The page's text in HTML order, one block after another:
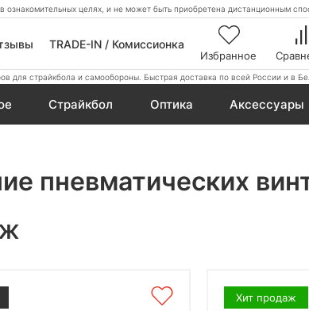
ознакомительных целях, и не может быть приобретена дистанционным
TRADE-IN / Комиссионка
Избранное
для страйкбола и самообороны. Быстрая доставка по всей России и в
Страйкбол Оптика Аксессуары
пневматических
Хит продаж